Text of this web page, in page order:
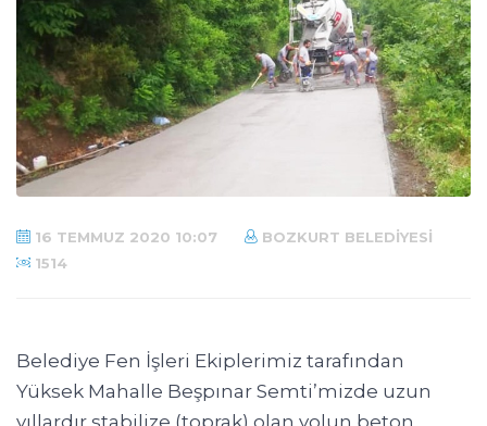
16 TEMMUZ 2020 10:07
BOZKURT BELEDIYESI
1514
Belediye Fen İşleri Ekiplerimiz tarafından
Yüksek Mahalle Beşpınar Semti’mizde uzun
yıllardır stabilize (toprak) olan yolun beton